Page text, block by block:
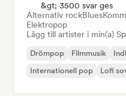
&gt; 3500 svar ges
Alternativ rockBlues
Elektropop
Lägg till artister i min(a)
Drömpop Filmmusik
Internationell pop
Lofi